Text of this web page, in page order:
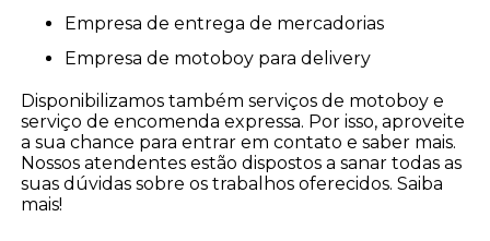
empresa de entrega de mercadorias
empresa de motoboy para delivery
Disponibilizamos também serviços de motoboy e
serviço de encomenda expressa. Por isso, aproveite
a sua chance para entrar em contato e saber mais.
Nossos atendentes estão dispostos a sanar todas as
suas dúvidas sobre os trabalhos oferecidos. Saiba
mais!